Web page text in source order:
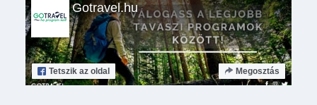
Gotravel.hu
Tetszik az oldal Megosztás